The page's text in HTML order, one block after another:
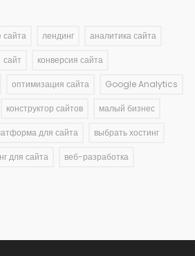
сайта лендинг аналитика сайта
сайт конверсия сайта
оптимизация сайта Google Analytics
конструктор сайтов малый бизнес
для сайта выбрать хостинг
для сайта веб-разработка